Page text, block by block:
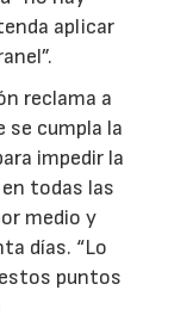
aplicar
reclama a
se cumpla la
impedir la
todas las
medio y
días. “Lo
puntos